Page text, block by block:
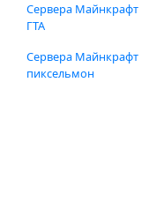
Сервера Майнкрафт
ГТА
Сервера Майнкрафт
пиксельмон